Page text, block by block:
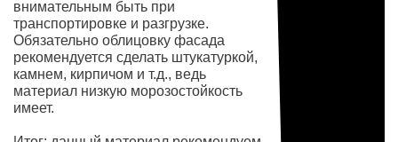
внимательным быть при
транспортировке и разгрузке.
Обязательно облицовку фасада
рекомендуется сделать штукатуркой,
камнем, кирпичом и т.д., ведь
материал низкую морозостойкость
имеет.